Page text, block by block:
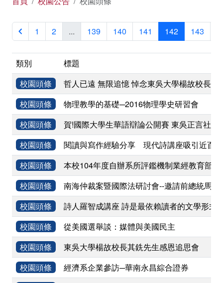
1 2 ... 139 140 141 142 143
類別
標題
校園頭條
哲人已遠 無限追憶 悼念東吳大學楊故校長其
校園頭條
物理教學的基礎─2016物理學史研習會
校園頭條
賀!國際大學生華語辯論公開賽 東吳正言社力
校園頭條
閱讀與寫作經驗分享 現代詩講座吸引近百
校園頭條
本校104年度自辦系所評鑑機制業經教育部核
校園頭條
南海仲裁案暨國際法研討會--邀請前總統馬
校園頭條
詩人羅智成講座 詩是最依賴讀者的文學形式
校園頭條
從美國選舉談：媒體與美國民主
校園頭條
東吳大學楊故校長其銑先生感恩追思會
校園頭條
經濟系企業參訪─華南永昌綜合證券